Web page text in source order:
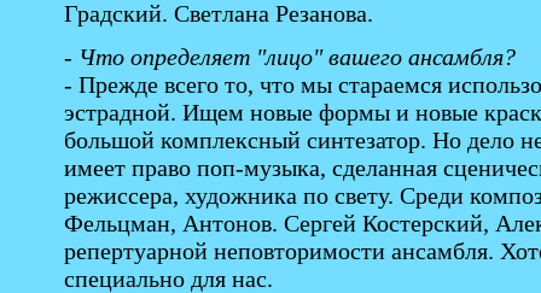
Градский. Светлана Резанова.
- Что определяет "лицо" вашего ансамбля?
- Прежде всего то, что мы стараемся
эстрадной. Ищем новые формы и новые
большой комплексный синтезатор. Но дело
имеет право поп-музыка, сделанная
режиссера, художника по свету. Среди
Фельцман, Антонов. Сергей Костерский,
репертуарной неповторимости ансамбля.
специально для нас.